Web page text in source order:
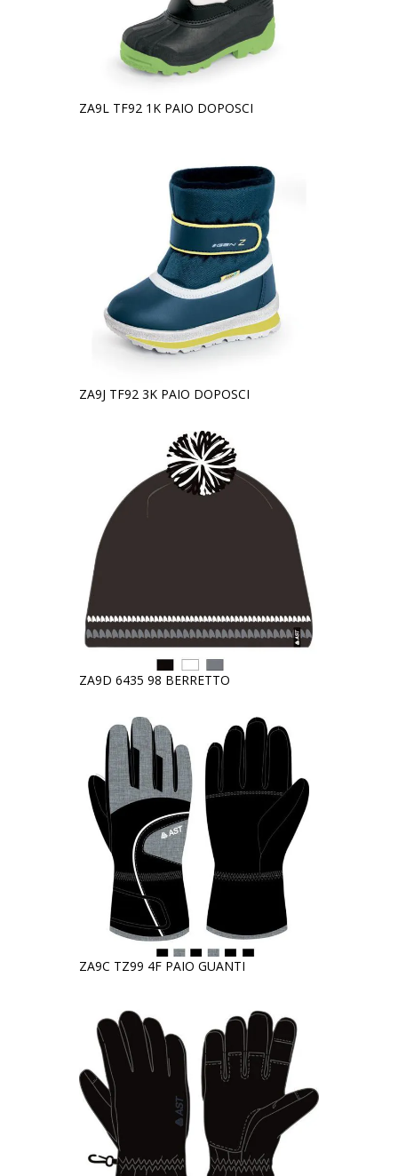
ZA9L TF92 1K PAIO DOPOSCI
ZA9J TF92 3K PAIO DOPOSCI
ZA9D 6435 98 BERRETTO
ZA9C TZ99 4F PAIO GUANTI